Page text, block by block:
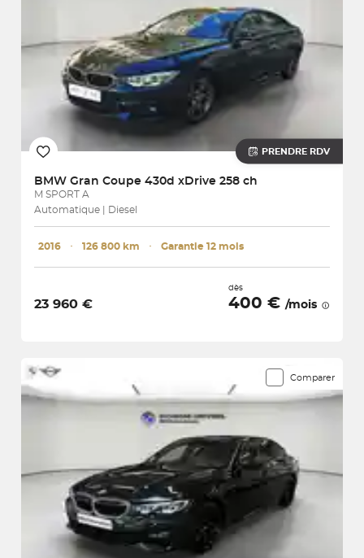
PRENDRE RDV
BMW Gran Coupe 430d xDrive 258 ch
M SPORT A
Automatique | Diesel
2016 ･ 126 800 km ･ Garantie 12 mois
23 960 €
dès
400 € /mois
Comparer